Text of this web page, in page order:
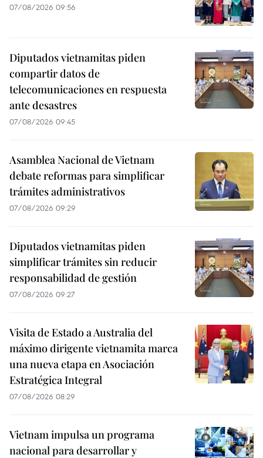
07/08/2026 09:56
Diputados vietnamitas piden
compartir datos de
telecomunicaciones en respuesta
ante desastres
07/08/2026 09:45
Asamblea Nacional de Vietnam
debate reformas para simplificar
trámites administrativos
07/08/2026 09:29
Diputados vietnamitas piden
simplificar trámites sin reducir
responsabilidad de gestión
07/08/2026 09:27
Visita de Estado a Australia del
máximo dirigente vietnamita marca
una nueva etapa en Asociación
Estratégica Integral
07/08/2026 08:29
Vietnam impulsa un programa
nacional para desarrollar y